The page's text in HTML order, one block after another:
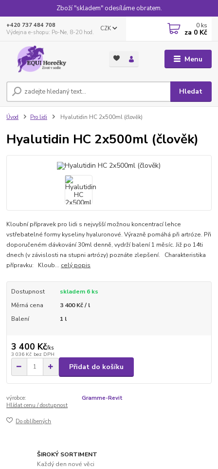
Zboží "skladem" odesíláme obratem.
Menu
CZK
Hledat
+420 737 484 708
Výdejna e-shopu: Po-Ne, 8-20 hod.
0 ks
za 0 Kč
Úvod Pro lidi Hyalutidin HC 2x500ml (člověk)
Hyalutidin HC 2x500ml (člověk)
Kloubní přípravek pro lidi s nejvyšší možnou koncentrací lehce
vstřebatelné formy kyseliny hyaluronové. Výrazně pomáhá při artróze. Při
doporučeném dávkování 30ml denně, vydrží balení 1 měsíc. Již po 14ti
dnech (v závislosti na stupni artrózy) poznáte zlepšení. Charakteristika
přípravku: Kloub... celý popis
Dostupnost
skladem 6 ks
Měrná cena
3 400 Kč / l
Balení
1 l
3 400 Kč/ks
3 036 Kč bez DPH
Přidat do košíku
výrobce:
Gramme-Revit
Hlídat cenu / dostupnost
Do oblíbených
ŠIROKÝ SORTIMENT
Každý den nové věci